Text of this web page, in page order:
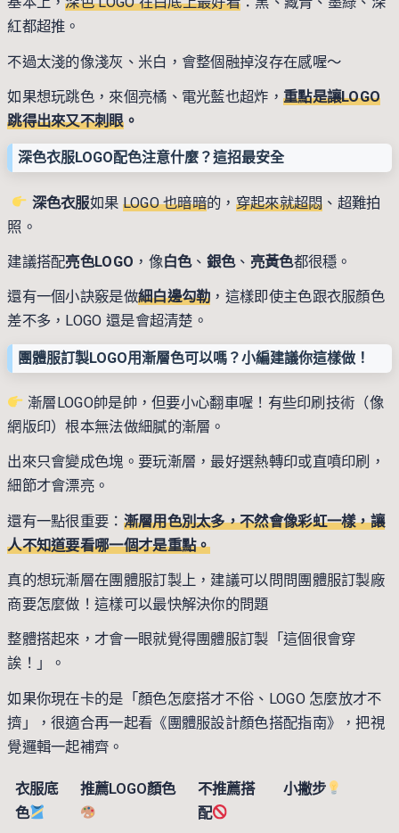
紅都超推。
不過太淺的像淺灰、米白，會整個融掉沒存在感喔～
如果想玩跳色，來個亮橘、電光藍也超炸， 重點是讓LOGO
跳得出來又不刺眼。
深色衣服LOGO配色注意什麼？這招最安全
深色衣服如果 LOGO 也暗暗的， 穿起來就超悶 、超難拍
照。
建議搭配亮色LOGO ，像白色、 銀色、 亮黃色都很穩。
還有一個小訣竅是做細白邊勾勒 ，這樣即使主色跟衣服顏色
差不多，LOGO 還是會超清楚。
團體服訂製LOGO用漸層色可以嗎？小編建議你這樣做！
漸層LOGO帥是帥，但要小心翻車喔！有些印刷技術（像
網版印）根本無法做細膩的漸層。
出來只會變成色塊。要玩漸層，最好選熱轉印或直噴印刷，
細節才會漂亮。
還有一點很重要： 漸層用色別太多，不然會像彩虹一樣，讓
人不知道要看哪一個才是重點。
真的想玩漸層在團體服訂製上，建議可以問問團體服訂製廠
商要怎麼做！這樣可以最快解決你的問題
整體搭起來，才會一眼就覺得團體服訂製「這個很會穿
誒！」。
如果你現在卡的是「顏色怎麼搭才不俗、LOGO 怎麼放才不
擠」，很適合再一起看 《團體服設計顏色搭配指南》
，把視
覺邏輯一起補齊。
衣服底
色
推薦LOGO顏色
不推薦搭
配
小撇步